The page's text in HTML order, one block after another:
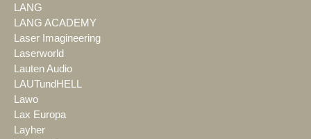
LANG
LANG ACADEMY
Laser Imagineering
Laserworld
Lauten Audio
LAUTundHELL
Lawo
Lax Europa
Layher